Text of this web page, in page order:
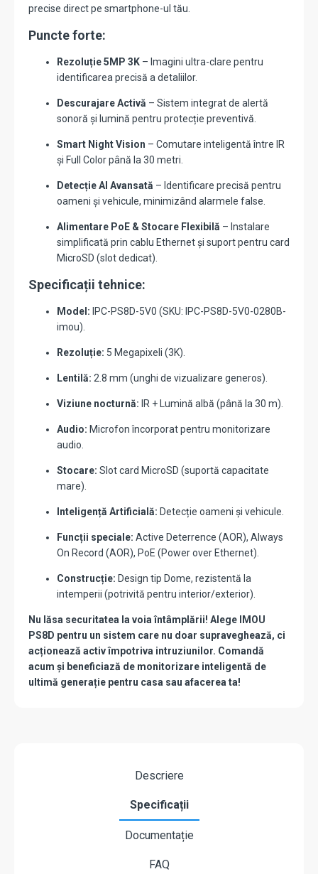
precise direct pe smartphone-ul tău.
Puncte forte:
Rezoluție 5MP 3K – Imagini ultra-clare pentru
identificarea precisă a detaliilor.
Descurajare Activă – Sistem integrat de alertă
sonoră și lumină pentru protecție preventivă.
Smart Night Vision – Comutare inteligentă între IR
și Full Color până la 30 metri.
Detecție AI Avansată – Identificare precisă pentru
oameni și vehicule, minimizând alarmele false.
Alimentare PoE & Stocare Flexibilă – Instalare
simplificată prin cablu Ethernet și suport pentru card
MicroSD (slot dedicat).
Specificații tehnice:
Model: IPC-PS8D-5V0 (SKU: IPC-PS8D-5V0-0280B-
imou).
Rezoluție: 5 Megapixeli (3K).
Lentilă: 2.8 mm (unghi de vizualizare generos).
Viziune nocturnă: IR + Lumină albă (până la 30 m).
Audio: Microfon încorporat pentru monitorizare
audio.
Stocare: Slot card MicroSD (suportă capacitate
mare).
Inteligență Artificială: Detecție oameni și vehicule.
Funcții speciale: Active Deterrence (AOR), Always
On Record (AOR), PoE (Power over Ethernet).
Construcție: Design tip Dome, rezistentă la
intemperii (potrivită pentru interior/exterior).
Nu lăsa securitatea la voia întâmplării! Alege IMOU
PS8D pentru un sistem care nu doar supraveghează, ci
acționează activ împotriva intruziunilor. Comandă
acum și beneficiază de monitorizare inteligentă de
ultimă generație pentru casa sau afacerea ta!
Descriere
Specificații
Documentație
FAQ